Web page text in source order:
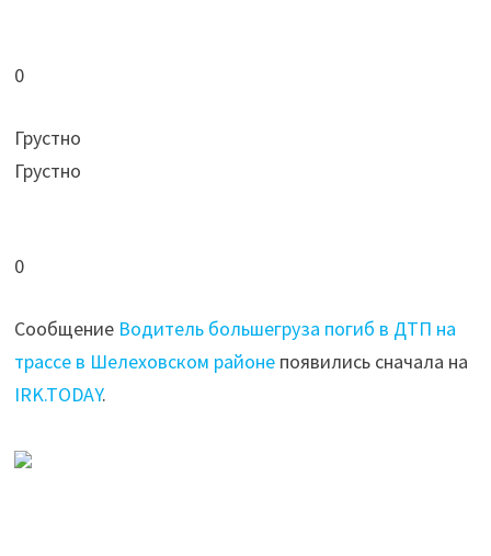
0
Грустно
Грустно
0
Сообщение Водитель большегруза погиб в ДТП на
трассе в Шелеховском районепоявились сначала на
IRK.TODAY.